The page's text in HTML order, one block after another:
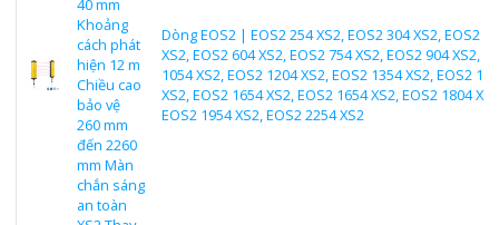
40 mm
Khoảng
cách phát
hiện 12 m
Chiều cao
bảo vệ
260 mm
đến 2260
mm Màn
chắn sáng
an toàn
Dòng EOS2 | EOS2 254 XS2, EOS2 304 XS2, EOS2
XS2, EOS2 604 XS2, EOS2 754 XS2, EOS2 904 XS2,
1054 XS2, EOS2 1204 XS2, EOS2 1354 XS2, EOS2
XS2, EOS2 1654 XS2, EOS2 1654 XS2, EOS2 1804
EOS2 1954 XS2, EOS2 2254 XS2